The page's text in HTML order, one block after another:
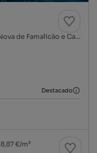
Rua Lino José Sousa Ferreira, Vila Nova de Famalicão e Calendário, Vila Nova de Famalicão, Braga
Destacado
€/m²